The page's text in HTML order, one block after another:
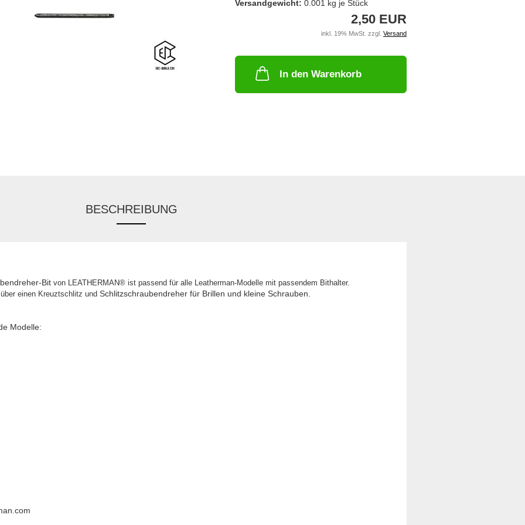
Versandgewicht: 0.001 kg je Stück
2,50 EUR
inkl. 19% MwSt. zzgl. Versand
In den Warenkorb
BESCHREIBUNG
Bit von LEATHERMAN® ist passend für alle Leatherman-Modelle mit passendem Bithalter.
einen Kreuztschlitz und Schlitzschraubendreher für Brillen und kleine Schrauben.
Modelle: